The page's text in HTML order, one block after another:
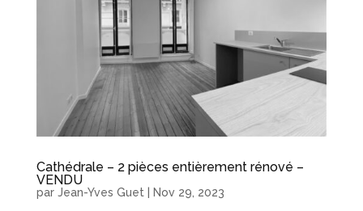
Cathédrale – 2 pièces entièrement rénové –
VENDU
par Jean-Yves Guet Nov 29, 2023